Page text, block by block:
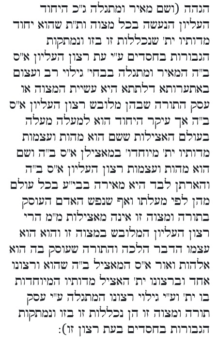
הגהה (ושם מאיר ומתגלה ג"כ היחוד
העליון הנעשה בכל מצוה ות"ת שהוא יחוד
מדותיו ית' שנכללות זו בזו ונמתקות
הגבורות בחסדים ע"י עת רצון העליון א"ס
ב"ה המאיר ומתגלה בבחי' גילוי רב ועצום
באתערותא דלתתא היא עשיית המצוה או
עסק התורה שבהן מלובש רצון העליון א"ס
ב"ה אך עיקר היחוד הוא למעלה מעלה
בעולם האצילות ששם הוא מהות ועצמות
מדותיו ית' מיוחדו' במאצילן א"ס ב"ה ושם
הוא מהות ועצמות רצון העליון א"ס ב"ה
והארתן לבד היא מאירה בבי"ע בכל עולם
מהן לפי מעלתו ואף שנפש האדם העוסק
בתורה ומצוה זו אינה מאצילות מ"מ הרי
רצון העליון המלובש במצוה זו והוא הוא
עצמו הדבר הלכה והתורה שעוסק בה הוא
אלהות ואור א"ס המאציל ב"ה שהוא ורצונו
אחד וברצונו ית' האציל מדותיו המיוחדות
בו ית' וע"י גילוי רצונו המתגלה ע"י עסק
תורה ומצוה זו הן נכללות זו בזו ונמתקות
הגבורות בחסדים בעת רצון זו):